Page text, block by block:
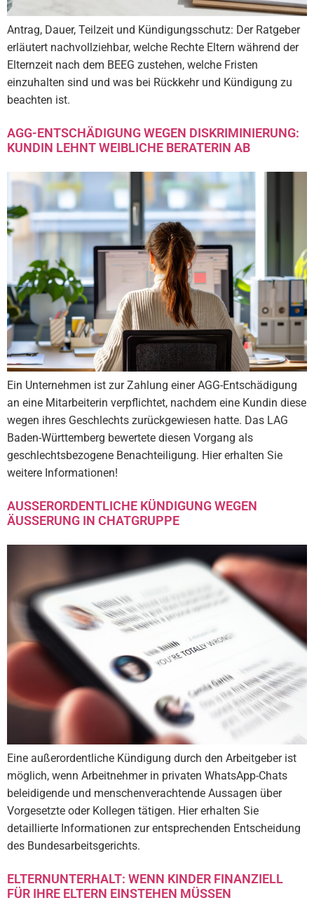
Antrag, Dauer, Teilzeit und Kündigungsschutz: Der Ratgeber
erläutert nachvollziehbar, welche Rechte Eltern während der
Elternzeit nach dem BEEG zustehen, welche Fristen
einzuhalten sind und was bei Rückkehr und Kündigung zu
beachten ist.
AGG-ENTSCHÄDIGUNG WEGEN DISKRIMINIERUNG:
KUNDIN LEHNT WEIBLICHE BERATERIN AB
Ein Unternehmen ist zur Zahlung einer AGG-Entschädigung
an eine Mitarbeiterin verpflichtet, nachdem eine Kundin diese
wegen ihres Geschlechts zurückgewiesen hatte. Das LAG
Baden-Württemberg bewertete diesen Vorgang als
geschlechtsbezogene Benachteiligung. Hier erhalten Sie
weitere Informationen!
AUSSERORDENTLICHE KÜNDIGUNG WEGEN Ä
USSERUNG IN CHATGRUPPE
Eine außerordentliche Kündigung durch den Arbeitgeber ist
möglich, wenn Arbeitnehmer in privaten WhatsApp-Chats
beleidigende und menschenverachtende Aussagen über
Vorgesetzte oder Kollegen tätigen. Hier erhalten Sie
detaillierte Informationen zur entsprechenden Entscheidung
des Bundesarbeitsgerichts.
ELTERNUNTERHALT: WENN KINDER FINANZIELL
FÜR IHRE ELTERN EINSTEHEN MÜSSEN